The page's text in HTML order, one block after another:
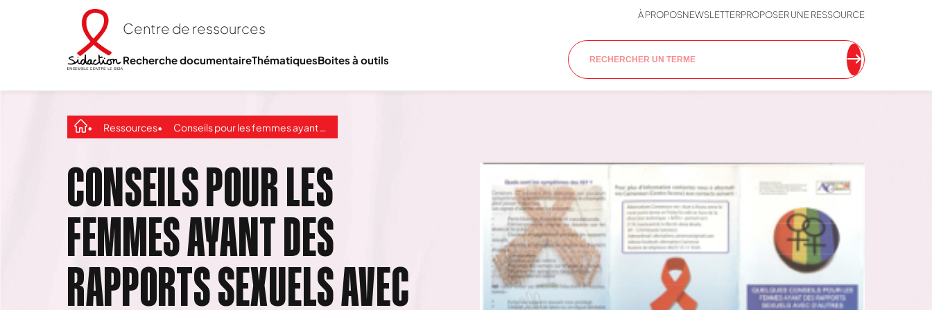
Centre de ressources
À PROPOSNEWSLETTERPROPOSER UNE RESSOURCE
Recherche documentaireThématiquesBoites à outils
Ressources Conseils pour les femmes ayant des rapports sexuels avec d’autres femmes
CONSEILS POUR LES
FEMMES AYANT DES
RAPPORTS SEXUELS AVEC